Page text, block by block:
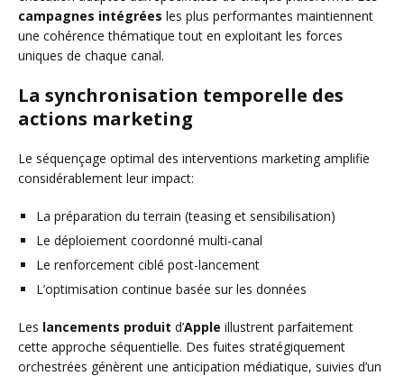
campagnes intégrées les plus performantes maintiennent
une cohérence thématique tout en exploitant les forces
uniques de chaque canal.
La synchronisation temporelle des
actions marketing
Le séquençage optimal des interventions marketing amplifie
considérablement leur impact:
La préparation du terrain (teasing et sensibilisation)
Le déploiement coordonné multi-canal
Le renforcement ciblé post-lancement
L’optimisation continue basée sur les données
Les lancements produit d’Apple illustrent parfaitement
cette approche séquentielle. Des fuites stratégiquement
orchestrées génèrent une anticipation médiatique, suivies d’un